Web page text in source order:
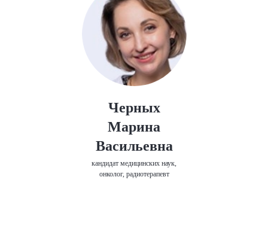
Черных
Марина
Васильевна
кандидат медицинских наук,
онколог, радиотерапевт